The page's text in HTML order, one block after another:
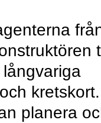
kretskort.
planera